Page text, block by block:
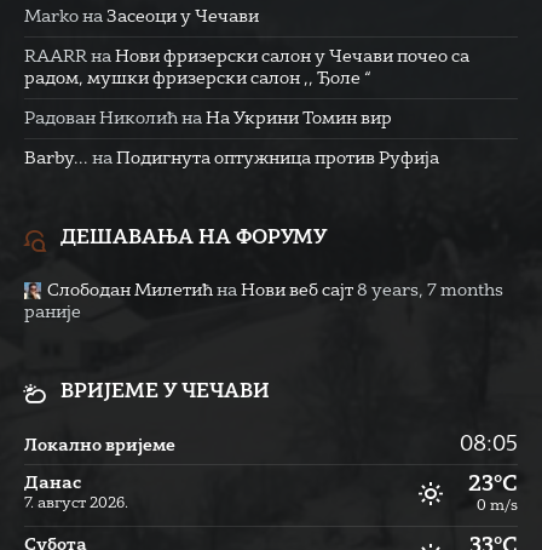
Marko на Засеоци у Чечави
RAARR на Нови фризерски салон у Чечави почео са
радом, мушки фризерски салон ,, Ђоле “
Радован Николић на На Укрини Томин вир
Barby... на Подигнута оптужница против Руфија
ДЕШАВАЊА НА ФОРУМУ
Слободан Милетић на Нови веб сајт 8 years, 7 months
раније
ВРИЈЕМЕ У ЧЕЧАВИ
Локално вријеме 08:05
Данас
7. август 2026.
23°C
0 m/s
Субота